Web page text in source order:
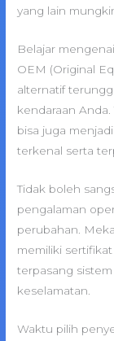
yang lain
Belajar
OEM (Original
alternatif
kendaraan
bisa juga
terkenal serta
Tidak boleh
pengalaman
perubahan.
memiliki
terpasang
keselamatan.
Waktu pilih